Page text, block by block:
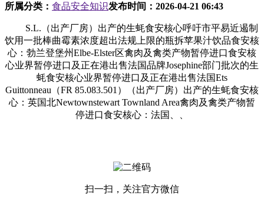
所属分类： 食品安全知识发布时间： 2026-04-21 06:43
S.L.（出产厂房）出产的生蚝食安核心呼吁市平易近遏制
饮用一批棒曲霉素浓度超出法规上限的瓶拆苹果汁饮品食安核
心：勃兰登堡州Elbe-Elster区禽肉及禽类产物暂停进口食安核
心业界暂停进口及正在港出售法国品牌Josephine部门批次的生
蚝食安核心业界暂停进口及正在港出售法国Ets
Guittonneau（FR 85.083.501）（出产厂房）出产的生蚝食安核
心：英国北Newtownstewart Townland Area禽肉及禽类产物暂
停进口食安核心：法国、、
扫一扫，关注官方微信